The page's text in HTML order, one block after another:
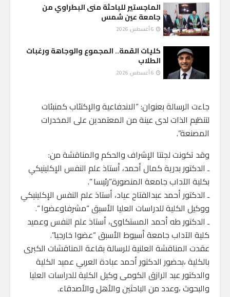
الماجستير للباحثة منى البطراوي من
جامعة عين شمس
كليات القمة.. المجموع والوجاهة ورغبات
الطلاب
جاءت الرسالة بعنوان: “الاندفاعية والإكتئاب كمنبئات
لتنظيم الذات لدى عينة من المعتمدين على المخدرات
المصنعة”.
وقد تكونت لجنتا الإشراف والحكم والمناقشة من:
ـ الدكتور بدرية كمال أحمد، أستاذ علم النفس الإكلينيكي
بكلية الآداب جامعة المنصورة”رئيسا “.
ـ الدكتور أحمد عبدالفتاح عياد، أستاذ علم النفس الإكلينيكي
ووكيل الكلية للدراسات العليا الأسبق “مشرفاوعضوا “.
ـ الدكتور طه أحمد المستكاوى، أستاذ علم النفس وعميد
كلية الآداب جامعة أسيوط الأسبق “عضوا خارجيا”.
عقدت المناقشة العلنية للرسالة بقاعة المناقشات الكبرى
بالكلية ،بحضور الدكتور أحمد عبادة العربي عميد الكلية
والدكتور عبد الرازق الكومى وكيل الكلية للدراسات العليا
والبحوث ،وعدد من الباحثين والأهل والأصدقاء.